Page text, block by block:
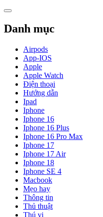
Skip
content
Danh mục
Airpods
App-IOS
Apple
Apple Watch
Điện thoại
Hướng dẫn
Ipad
Iphone
Iphone 16
Iphone 16 Plus
Iphone 16 Pro Max
Iphone 17
Iphone 17 Air
Iphone 18
Iphone SE 4
Macbook
Mẹo hay
Thông tin
Thủ thuật
Thú vị